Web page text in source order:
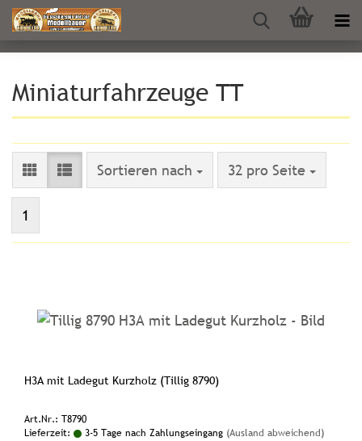
Miniaturfahrzeuge TT
Sortieren nach
Sortieren nach 32 pro Seite
pro Seite
1
H3A mit Ladegut Kurzholz (Tillig 8790)
Art.Nr.: T8790
Lieferzeit:
3-5 Tage nach Zahlungseingang (Ausland abweichend)